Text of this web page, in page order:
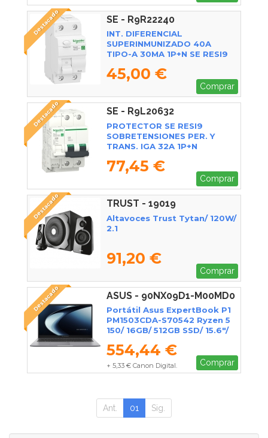
Destacado SE - R9R22240
INT. DIFERENCIAL
SUPERINMUNIZADO 40A
TIPO-A 30MA 1P+N SE RESI9
45,00 €
Comprar
Destacado SE - R9L20632
PROTECTOR SE RESI9
SOBRETENSIONES PER. Y
TRANS. IGA 32A 1P+N
77,45 €
Comprar
Destacado TRUST - 19019
Altavoces Trust Tytan/ 120W/
2.1
91,20 €
Comprar
Destacado ASUS - 90NX09D1-M00MD0
Portátil Asus ExpertBook P1
PM1503CDA-S70542 Ryzen 5
150/ 16GB/ 512GB SSD/ 15.6"/
554,44 €
+ 5,33 € Canon Digital. Comprar
Ant. 01 Sig.